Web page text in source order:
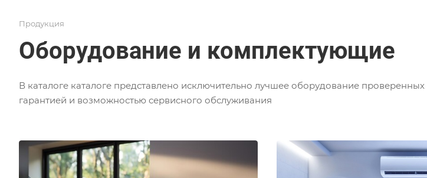
Продукция
Оборудование и комплектующие
В каталоге каталоге представлено исключительно лучшее оборудование проверенных
гарантией и возможностью сервисного обслуживания